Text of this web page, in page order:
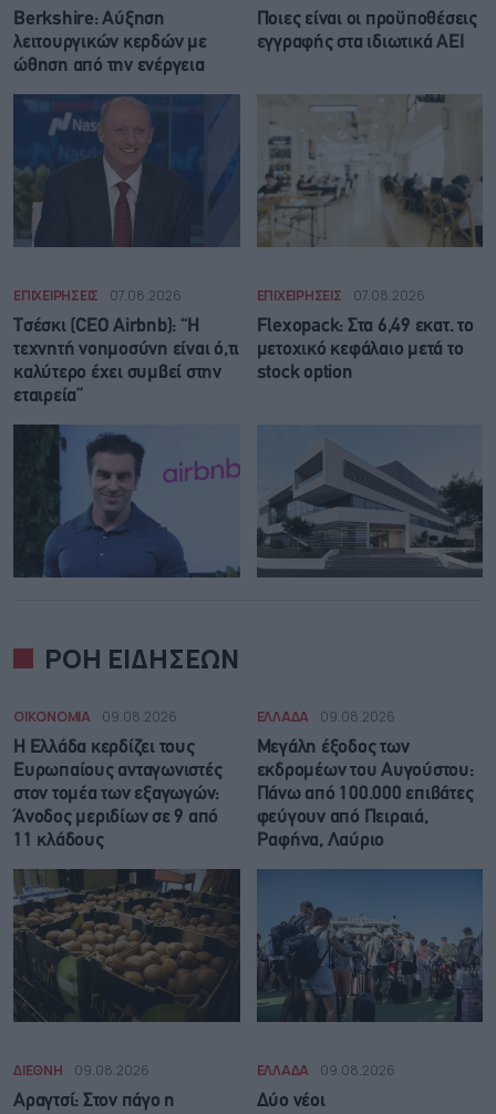
Berkshire: Αύξηση
λειτουργικών κερδών με
ώθηση από την ενέργεια
Ποιες είναι οι προϋποθέσεις
εγγραφής στα ιδιωτικά ΑΕΙ
ΕΠΙΧΕΙΡΗΣΕΙΣ 07.08.2026
Τσέσκι (CEO Airbnb): “Η
τεχνητή νοημοσύνη είναι ό,τι
καλύτερο έχει συμβεί στην
εταιρεία”
ΕΠΙΧΕΙΡΗΣΕΙΣ 07.08.2026
Flexopack: Στα 6,49 εκατ. το
μετοχικό κεφάλαιο μετά το
stock option
ΡΟΗ ΕΙΔΗΣΕΩΝ
ΟΙΚΟΝΟΜΙΑ 09.08.2026
Η Ελλάδα κερδίζει τους
Ευρωπαίους ανταγωνιστές
στον τομέα των εξαγωγών:
Άνοδος μεριδίων σε 9 από
11 κλάδους
ΕΛΛΑΔΑ 09.08.2026
Μεγάλη έξοδος των
εκδρομέων του Αυγούστου:
Πάνω από 100.000 επιβάτες
φεύγουν από Πειραιά,
Ραφήνα, Λαύριο
ΔΙΕΘΝΗ 09.08.2026
Αραγτσί: Στον πάγο η
ΕΛΛΑΔΑ 09.08.2026
Δύο νέοι